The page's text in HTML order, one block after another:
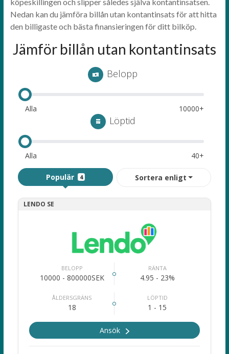
Nedan kan du jämföra billån utan kontantinsats för att hitta
den billigaste och bästa finansieringen för ditt bilköp.
Jämför billån utan kontantinsats